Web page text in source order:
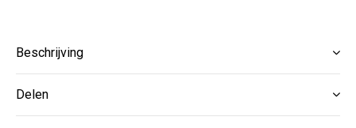
Beschrijving
Delen